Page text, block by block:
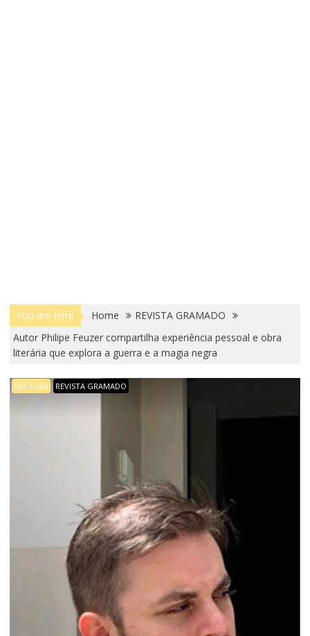
You are here Home
REVISTA GRAMADO
Autor Philipe Feuzer compartilha experiência pessoal e obra
literária que explora a guerra e a magia negra
CULTURA REVISTA GRAMADO